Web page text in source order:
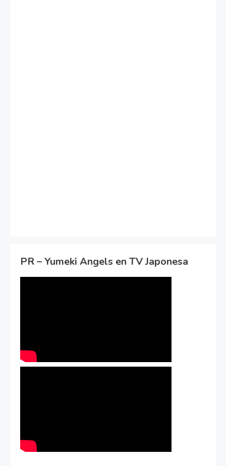
PR – Yumeki Angels en TV Japonesa